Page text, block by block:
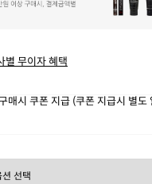
별 무이자 혜택
매시 쿠폰 지급 (쿠폰 지급시 별도